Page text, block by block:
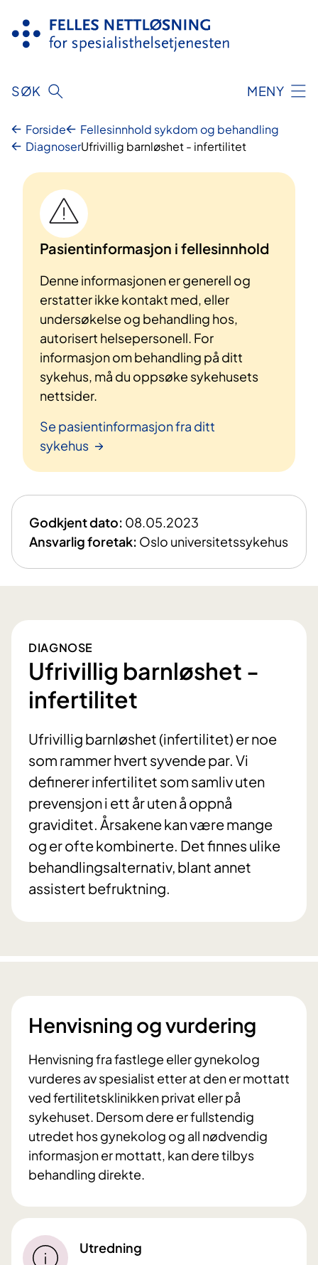
innhold
SØK MENY
Forside
Fellesinnhold sykdom og behandling
DiagnoserUfrivillig barnløshet - infertilitet
Pasientinformasjon i fellesinnhold
Denne informasjonen er generell og
erstatter ikke kontakt med, eller
undersøkelse og behandling hos,
autorisert helsepersonell. For
informasjon om behandling på ditt
sykehus, må du oppsøke sykehusets
nettsider.
Se pasientinformasjon fra ditt
sykehus
Godkjent dato: 08.05.2023
Ansvarlig foretak: Oslo universitetssykehus
DIAGNOSE
Ufrivillig barnløshet -
infertilitet
Ufrivillig barnløshet (infertilitet) er noe
som rammer hvert syvende par. Vi
definerer infertilitet som samliv uten
prevensjon i ett år uten å oppnå
graviditet. Årsakene kan være mange
og er ofte kombinerte. Det finnes ulike
behandlingsalternativ, blant annet
assistert befruktning.
Henvisning og vurdering
Henvisning fra fastlege eller gynekolog
vurderes av spesialist etter at den er mottatt
ved fertilitetsklinikken privat eller på
sykehuset. Dersom dere er fullstendig
utredet hos gynekolog og all nødvendig
informasjon er mottatt, kan dere tilbys
behandling direkte.
Utredning